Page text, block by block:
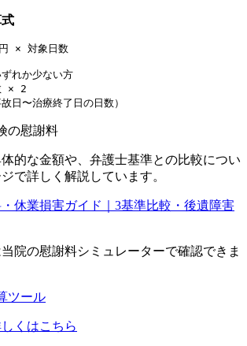
× 対象日数
れか少ない方
日〜治療終了日の日数）
的な金額や、弁護士基準との比較につい
で詳しく解説しています。
休業損害ガイド｜3基準比較・後遺障害
院の慰謝料シミュレーターで確認できま
くはこちら